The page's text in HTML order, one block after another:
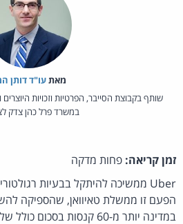
מאת‏עו"ד דותן
שותף בקבוצת הסייבר, הפרטיות וזכויות
במשרד פרל כהן צדק
זמן קריאה: פחות מדקה
Uber ממשיכה להיתקל בבעיות רגולטוריות קשות
הפעם זו ממשלת טאיוואן, שהספיקה